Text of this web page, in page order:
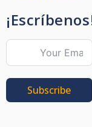
Subscribe